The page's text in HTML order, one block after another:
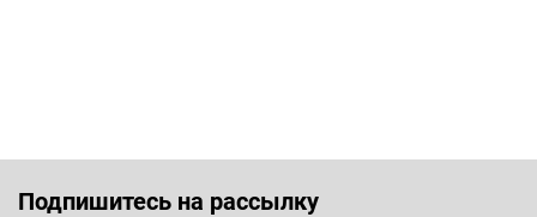
Подпишитесь на рассылку